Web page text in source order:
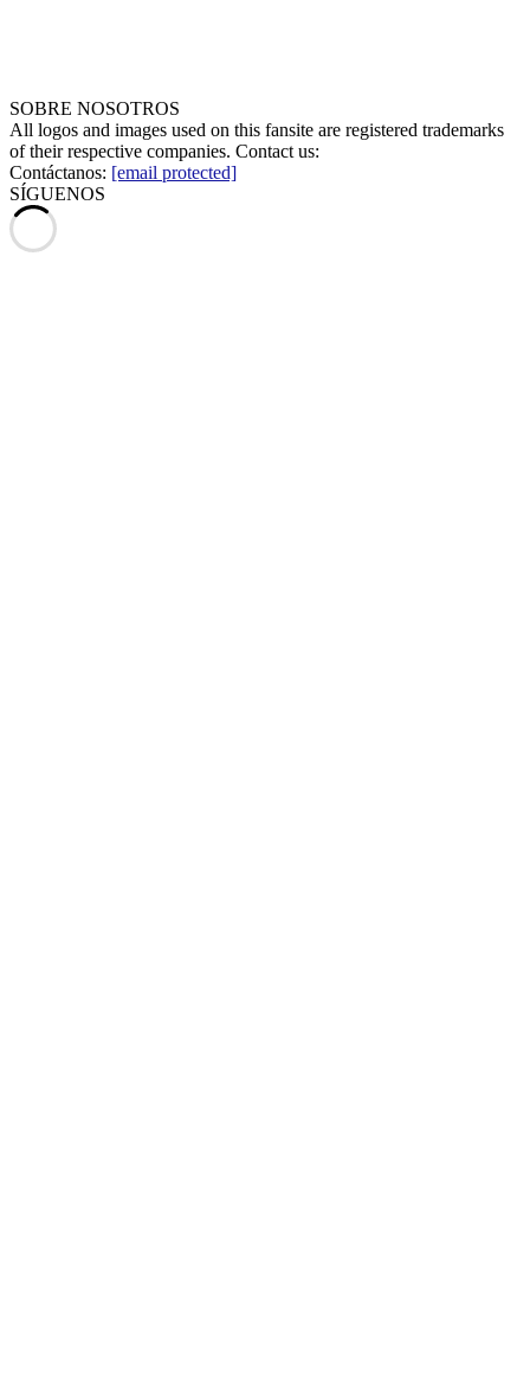
SOBRE NOSOTROS
All logos and images used on this fansite are registered trademarks
of their respective companies. Contact us:
Contáctanos: [email protected]
SÍGUENOS